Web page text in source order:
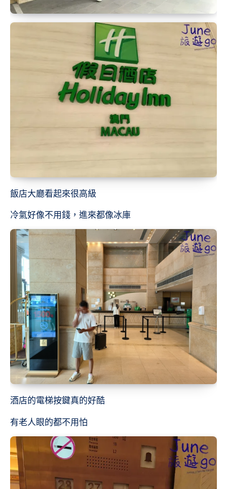
飯店大廳看起來很高級
冷氣好像不用錢，進來都像冰庫
酒店的電梯按鍵真的好酷
有老人眼的都不用怕